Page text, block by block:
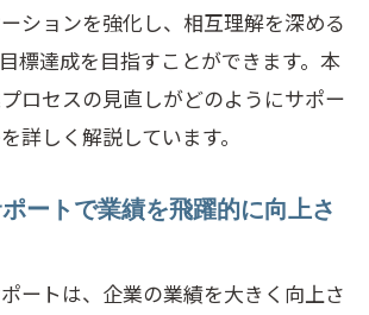
ションを強化し、相互理解を深める
標達成を目指すことができます。本
ロセスの見直しがどのようにサポー
詳しく解説しています。
ートで業績を飛躍的に向上さ
ートは、企業の業績を大きく向上さ